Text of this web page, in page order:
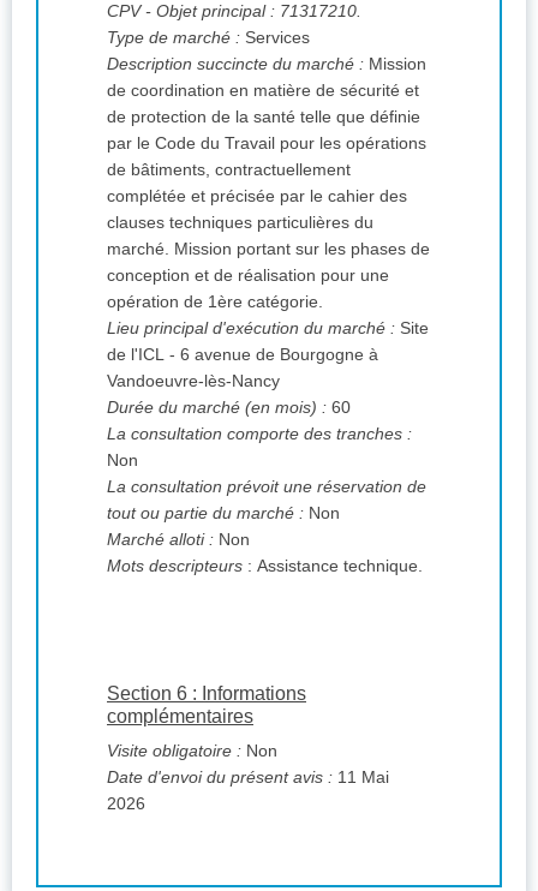
CPV- Objet principal : 71317210.
Type de marché : Services
Description succincte du marché : Mission
de coordination en matière de sécurité et
de protection de la santé telle que définie
par le Code du Travail pour les opérations
de bâtiments, contractuellement
complétée et précisée par le cahier des
clauses techniques particulières du
marché. Mission portant sur les phases de
conception et de réalisation pour une
opération de 1ère catégorie.
Lieu principal d'exécution du marché : Site
de l'ICL - 6 avenue de Bourgogne à
Vandoeuvre-lès-Nancy
Durée du marché (en mois) : 60
La consultation comporte des tranches :
Non
La consultation prévoit une réservation de
tout ou partie du marché : Non
Marché alloti : Non
Mots descripteurs : Assistance technique.
Section 6 : Informations
complémentaires
Visite obligatoire : Non
Date d'envoi du présent avis : 11 Mai
2026